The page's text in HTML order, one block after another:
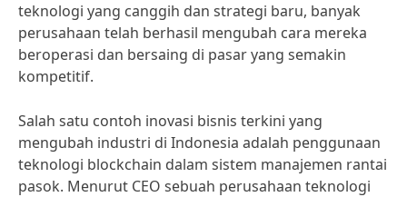
teknologi yang canggih dan strategi baru, banyak
perusahaan telah berhasil mengubah cara mereka
beroperasi dan bersaing di pasar yang semakin
kompetitif.
Salah satu contoh inovasi bisnis terkini yang
mengubah industri di Indonesia adalah penggunaan
teknologi blockchain dalam sistem manajemen rantai
pasok. Menurut CEO sebuah perusahaan teknologi